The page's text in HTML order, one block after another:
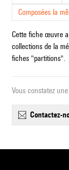
Composées la
Cette fiche œuvre
collections de la
fiches "partitions".
Vous constatez
contactez-